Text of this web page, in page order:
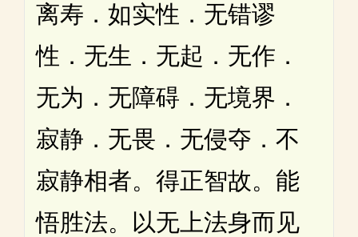
离寿．如实性．无错谬
性．无生．无起．无作．
无为．无障碍．无境界．
寂静．无畏．无侵夺．不
寂静相者。得正智故。能
悟胜法。以无上法身而见